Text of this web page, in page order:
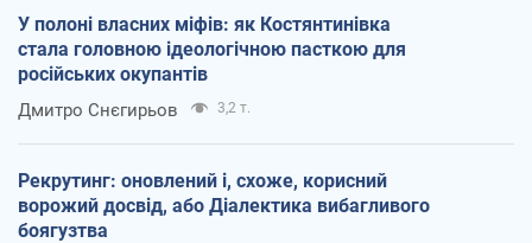
У полоні власних міфів: як Костянтинівка
стала головною ідеологічною пасткою для
російських окупантів
Дмитро Снєгирьов 3,2 т.
Рекрутинг: оновлений і, схоже, корисний
ворожий досвід, або Діалектика вибагливого
боягузтва